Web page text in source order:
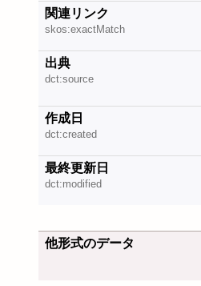
関連リンク
skos:exactMatch
出典
dct:source
作成日
dct:created
最終更新日
dct:modified
他形式のデータ